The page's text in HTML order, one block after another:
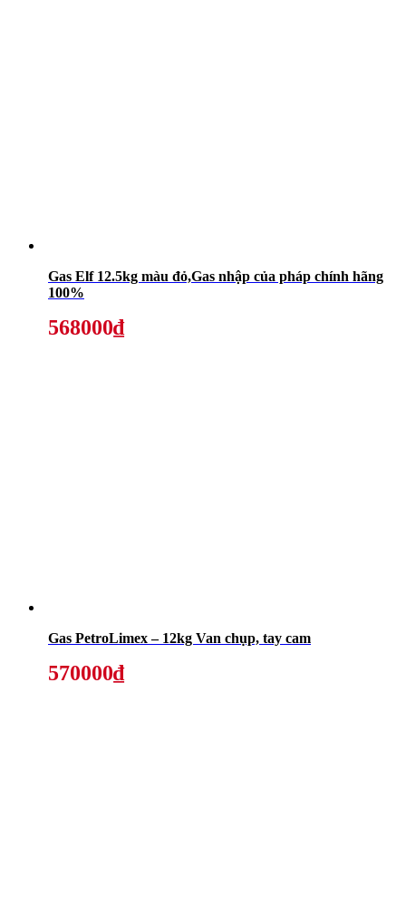
Gas Elf 12.5kg màu đỏ,Gas nhập của pháp chính hãng
100%
568000₫
Gas PetroLimex – 12kg Van chụp, tay cam
570000₫